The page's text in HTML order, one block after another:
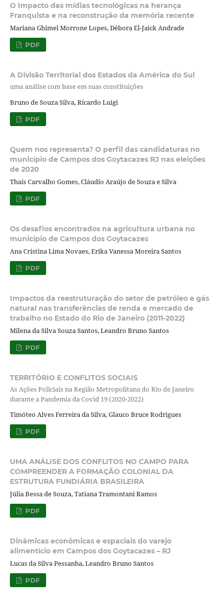
O Impacto das mídias tecnológicas na herança
Franquista e na reconstrução da memória recente
Mariana Ghimel Morrone Lopes, Débora El-Jaick Andrade
PDF
A Divisão Territorial dos Estados da América do Sul
uma análise com base em suas constituições
Bruno de Souza Silva, Ricardo Luigi
PDF
Quem nos representa? O perfil das candidaturas no
município de Campos dos Goytacazes RJ nas eleições
de 2020
Thaís Carvalho Gomes, Cláudio Araújo de Souza e Silva
PDF
Os desafios encontrados na agricultura urbana no
município de Campos dos Goytacazes
Ana Cristina Lima Novaes, Erika Vanessa Moreira Santos
PDF
Impactos da reestruturação do setor de petróleo e gás
natural nas transferências de renda e mercado de
trabalho no Estado do Rio de Janeiro (2011-2022)
Milena da Silva Souza Santos, Leandro Bruno Santos
PDF
TERRITÓRIO E CONFLITOS SOCIAIS
As Ações Policiais na Região Metropolitana do Rio de Janeiro
durante a Pandemia da Covid 19 (2020-2022)
Timóteo Alves Ferreira da Silva, Glauco Bruce Rodrigues
PDF
UMA ANÁLISE DOS CONFLITOS NO CAMPO PARA
COMPREENDER A FORMAÇÃO COLONIAL DA
ESTRUTURA FUNDIÁRIA BRASILEIRA
Júlia Bessa de Souza, Tatiana Tramontani Ramos
PDF
Dinâmicas econômicas e espaciais do varejo
alimentício em Campos dos Goytacazes – RJ
Lucas da Silva Pessanha, Leandro Bruno Santos
PDF